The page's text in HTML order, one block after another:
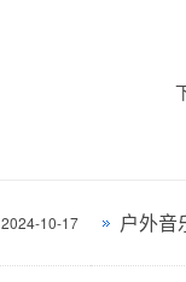
2024-10-17 户外音